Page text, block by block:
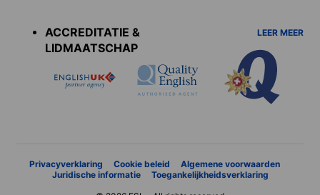
ACCREDITATIE &
LIDMAATSCHAP
LEER MEER
Privacyverklaring Cookie beleid
Algemene voorwaarden
Juridische informatie
Toegankelijkheidsverklaring